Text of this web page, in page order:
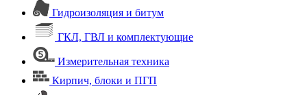
Гидроизоляция и битум
ГКЛ, ГВЛ и комплектующие
Измерительная техника
Кирпич, блоки и ПГП